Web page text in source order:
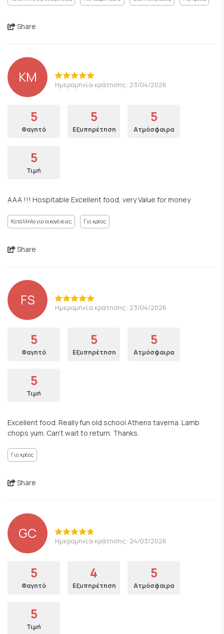
Share
KM Ημερομηνία κράτησης: 23/04/2026
5
Φαγητό
5
Εξυπηρέτηση
5
Ατμόσφαιρα
5
Τιμή
AAA !!! Hospitable Excellent food, very Value for money
Κατάλληλο για οικογένειες Για κρέας
Share
FS Ημερομηνία κράτησης: 23/04/2026
5
Φαγητό
5
Εξυπηρέτηση
5
Ατμόσφαιρα
5
Τιμή
Excellent food. Really fun old school Athens taverna. Lamb
chops yum. Can't wait to return. Thanks.
Για κρέας
Share
GC Ημερομηνία κράτησης: 24/03/2026
5
Φαγητό
4
Εξυπηρέτηση
5
Ατμόσφαιρα
5
Τιμή